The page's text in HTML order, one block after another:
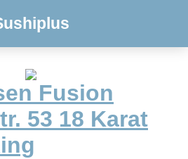
Fusion
53 18 Karat